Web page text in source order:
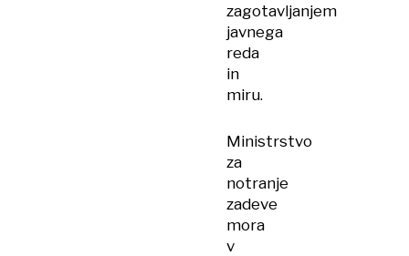
zagotavljanjem
javnega
reda
in
miru.
Ministrstvo
za
notranje
zadeve
mora
v